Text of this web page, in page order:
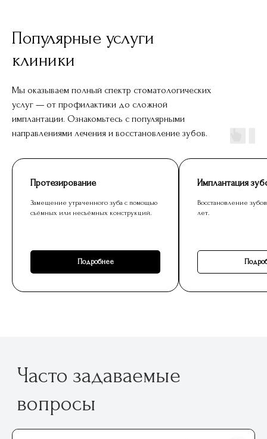
Популярные услуги
клиники
Мы оказываем полный спектр стоматологических
услуг — от профилактики до сложной
имплантации. Ознакомьтесь с популярными
направлениями лечения и восстановление зубов.
Протезирование
Замещение утраченного зуба с помощью
съёмных или несъёмных конструкций.
Подробнее
Имплантация
Восстановление
лет.